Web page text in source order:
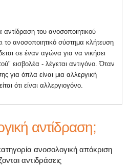
του ανοσοποιητικού
το ανοσοποιητικό σύστημα κλήτευση
σε έναν αγώνα για να νικήσει
εισβολέα - λέγεται αντιγόνο. Όταν
για όπλα είναι μια αλλεργική
ότι είναι αλλεργιογόνο.
αντίδραση;
ανοσολογική απόκριση
αντιδράσεις